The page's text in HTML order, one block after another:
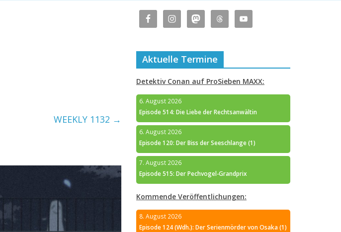
WEEKLY 1132 →
Aktuelle Termine
Detektiv Conan auf ProSieben MAXX:
6. August 2026
Episode 514: Die Liebe der Rechtsanwältin
6. August 2026
Episode 120: Der Biss der Seeschlange (1)
7. August 2026
Episode 515: Der Pechvogel-Grandprix
Kommende Veröffentlichungen:
8. August 2026
Episode 124 (Wdh.): Der Serienmörder von Osaka (1)